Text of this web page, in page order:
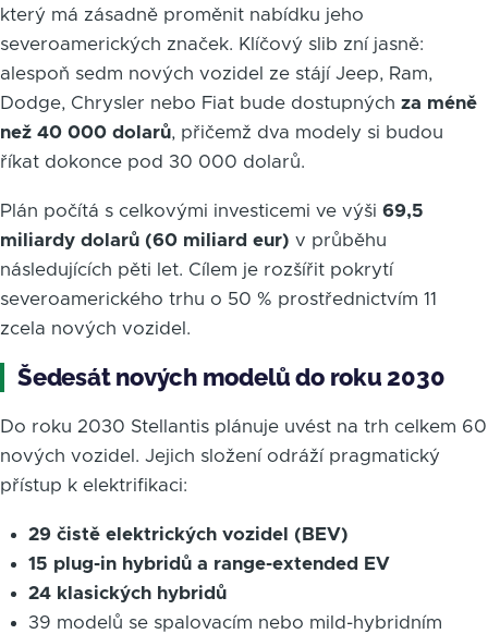
který má zásadně proměnit nabídku jeho
severoamerických značek. Klíčový slib zní jasně:
alespoň sedm nových vozidel ze stájí Jeep, Ram,
Dodge, Chrysler nebo Fiat bude dostupných za méně
než 40 000 dolarů, přičemž dva modely si budou
říkat dokonce pod 30 000 dolarů.
Plán počítá s celkovými investicemi ve výši 69,5
miliardy dolarů (60 miliard eur) v průběhu
následujících pěti let. Cílem je rozšířit pokrytí
severoamerického trhu o 50 % prostřednictvím 11
zcela nových vozidel.
Šedesát nových modelů do roku 2030
Do roku 2030 Stellantis plánuje uvést na trh celkem 60
nových vozidel. Jejich složení odráží pragmatický
přístup k elektrifikaci:
29 čistě elektrických vozidel (BEV)
15 plug-in hybridů a range-extended EV
24 klasických hybridů
39 modelů se spalovacím nebo mild-hybridním